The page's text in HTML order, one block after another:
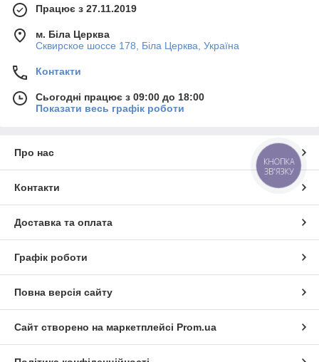
Працює з 27.11.2019
м. Біла Церква
Сквирское шоссе 178, Біла Церква, Україна
Контакти
Сьогодні працює з 09:00 до 18:00
Показати весь графік роботи
Про нас
Контакти
Доставка та оплата
Графік роботи
Повна версія сайту
Сайт створено на маркетплейсі Prom.ua
КНОПКА
ЗВ'ЯЗКУ